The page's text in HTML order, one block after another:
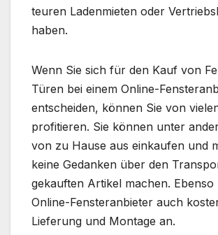
teuren Ladenmieten oder
haben.
Wenn Sie sich für den Kauf von
Türen bei einem Online-
entscheiden, können Sie von
profitieren. Sie können unter
von zu Hause aus einkaufen und
keine Gedanken über den
gekauften Artikel machen. Ebenso
Online-Fensteranbieter auch
Lieferung und Montage an.